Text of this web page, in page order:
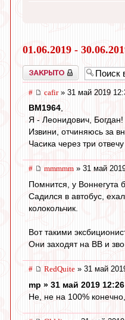
01.06.2019 -
Закрыто
# cafir» 31 май 2019
BM1964,
Я - Леонидович, Богдан!
Извини, отчиняюсь за
Часика через три
# mmmmm » 31 май
Помнится, у Воннегута
Садился в автобус,
колокольчик.
Вот такими
Они заходят на ВВ и
# RedQuite » 31 май
mp » 31 май 2019 12:26
Не, не на 100%